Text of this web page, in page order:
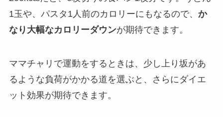
1玉や、パスタ1人前のカロリーにもなるので、 か
なり大幅なカロリーダウンが期待できます。
ママチャリで運動をするときは、少し上り坂があ
るような負荷がかかる道を選ぶと、さらにダイエ
ット効果が期待できます。